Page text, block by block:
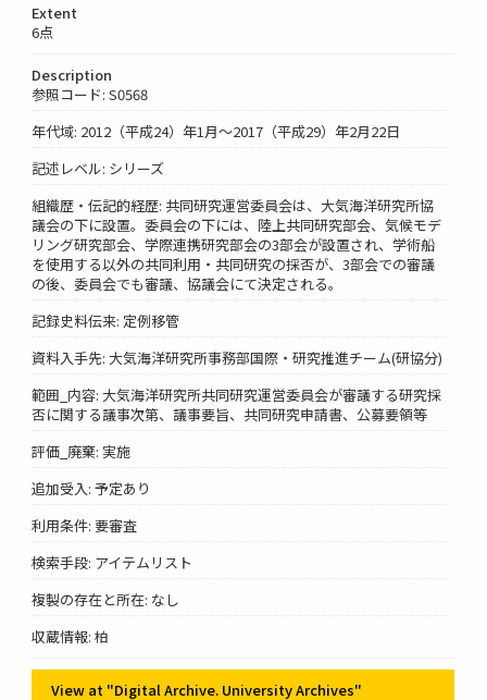
Extent
6点
Description
参照コード: S0568
年代域: 2012（平成24）年1月～2017（平成29）年2月22日
記述レベル: シリーズ
組織歴・伝記的経歴: 共同研究運営委員会は、大気海洋研究所協
議会の下に設置。委員会の下には、陸上共同研究部会、気候モデ
リング研究部会、学際連携研究部会の3部会が設置され、学術船
を使用する以外の共同利用・共同研究の採否が、3部会での審議
の後、委員会でも審議、協議会にて決定される。
記録史料伝来: 定例移管
資料入手先: 大気海洋研究所事務部国際・研究推進チーム(研協分)
範囲_内容: 大気海洋研究所共同研究運営委員会が審議する研究採
否に関する議事次第、議事要旨、共同研究申請書、公募要領等
評価_廃棄: 実施
追加受入: 予定あり
利用条件: 要審査
検索手段: アイテムリスト
複製の存在と所在: なし
収蔵情報: 柏
View at "Digital Archive. University Archives"